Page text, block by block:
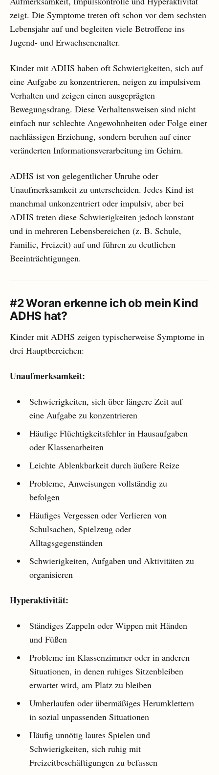
zeigt. Die Symptome treten oft schon vor dem sechsten
Lebensjahr auf und begleiten viele Betroffene ins
Jugend- und Erwachsenenalter.
Kinder mit ADHS haben oft Schwierigkeiten, sich auf
eine Aufgabe zu konzentrieren, neigen zu impulsivem
Verhalten und zeigen einen ausgeprägten
Bewegungsdrang. Diese Verhaltensweisen sind nicht
einfach nur schlechte Angewohnheiten oder Folge einer
nachlässigen Erziehung, sondern beruhen auf einer
veränderten Informationsverarbeitung im Gehirn.
ADHS ist von gelegentlicher Unruhe oder
Unaufmerksamkeit zu unterscheiden. Jedes Kind ist
manchmal unkonzentriert oder impulsiv, aber bei
ADHS treten diese Schwierigkeiten jedoch konstant
und in mehreren Lebensbereichen (z. B. Schule,
Familie, Freizeit) auf und führen zu deutlichen
Beeinträchtigungen.
#2 Woran erkenne ich ob mein Kind
ADHS hat?
Kinder mit ADHS zeigen typischerweise Symptome in
drei Hauptbereichen:
Unaufmerksamkeit:
Schwierigkeiten, sich über längere Zeit auf
eine Aufgabe zu konzentrieren
Häufige Flüchtigkeitsfehler in Hausaufgaben
oder Klassenarbeiten
Leichte Ablenkbarkeit durch äußere Reize
Probleme, Anweisungen vollständig zu
befolgen
Häufiges Vergessen oder Verlieren von
Schulsachen, Spielzeug oder
Alltagsgegenständen
Schwierigkeiten, Aufgaben und Aktivitäten zu
organisieren
Hyperaktivität:
Ständiges Zappeln oder Wippen mit Händen
und Füßen
Probleme im Klassenzimmer oder in anderen
Situationen, in denen ruhiges Sitzenbleiben
erwartet wird, am Platz zu bleiben
Umherlaufen oder übermäßiges Herumklettern
in sozial unpassenden Situationen
Häufig unnötig lautes Spielen und
Schwierigkeiten, sich ruhig mit
Freizeitbeschäftigungen zu befassen